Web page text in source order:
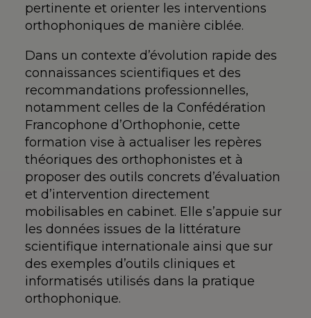
pertinente et orienter les interventions
orthophoniques de manière ciblée.
Dans un contexte d’évolution rapide des
connaissances scientifiques et des
recommandations professionnelles,
notamment celles de la Confédération
Francophone d’Orthophonie, cette
formation vise à actualiser les repères
théoriques des orthophonistes et à
proposer des outils concrets d’évaluation
et d’intervention directement
mobilisables en cabinet. Elle s’appuie sur
les données issues de la littérature
scientifique internationale ainsi que sur
des exemples d’outils cliniques et
informatisés utilisés dans la pratique
orthophonique.